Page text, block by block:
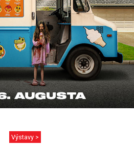
Výstavy >